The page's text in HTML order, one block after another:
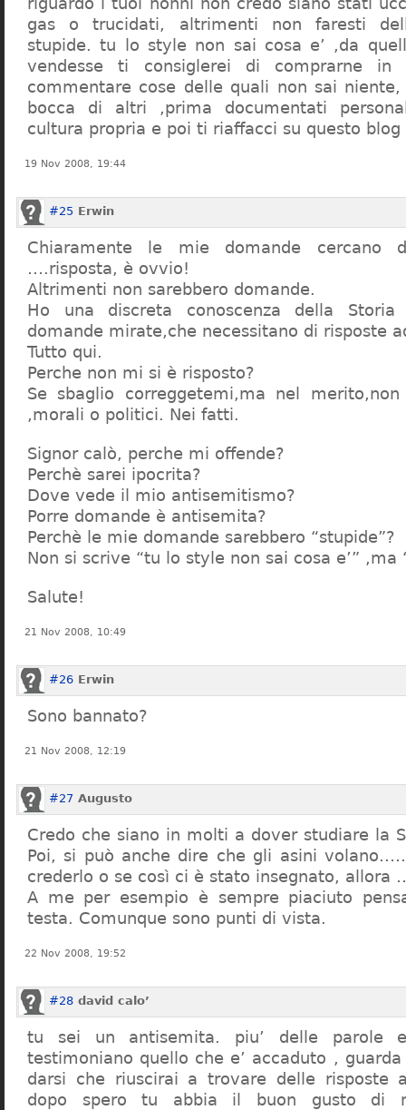
gas o trucidati, altrimenti non faresti
stupide. tu lo style non sai cosa e’ ,da
vendesse ti consiglerei di comprarne in
commentare cose delle quali non sai
bocca di altri ,prima documentati
cultura propria e poi ti riaffacci su questo blog
19 Nov 2008, 19:44
#25 Erwin
Chiaramente le mie domande cercano
….risposta, è ovvio!
Altrimenti non sarebbero domande.
Ho una discreta conoscenza della
domande mirate,che necessitano di risposte
Tutto qui.
Perche non mi si è risposto?
Se sbaglio correggetemi,ma nel
,morali o politici. Nei fatti.
Signor calò, perche mi offende?
Perchè sarei ipocrita?
Dove vede il mio antisemitismo?
Porre domande è antisemita?
Perchè le mie domande sarebbero “stupide”?
Non si scrive “tu lo style non sai cosa e’” ,ma
Salute!
21 Nov 2008, 10:49
#26 Erwin
Sono bannato?
21 Nov 2008, 12:19
#27 Augusto
Credo che siano in molti a dover studiare la
Poi, si può anche dire che gli asini
crederlo o se così ci è stato insegnato,
A me per esempio è sempre piaciuto
testa. Comunque sono punti di vista.
22 Nov 2008, 19:52
#28 david calo’
tu sei un antisemita. piu’ delle parole
testimoniano quello che e’ accaduto , guarda
darsi che riuscirai a trovare delle risposte
dopo spero tu abbia il buon gusto di